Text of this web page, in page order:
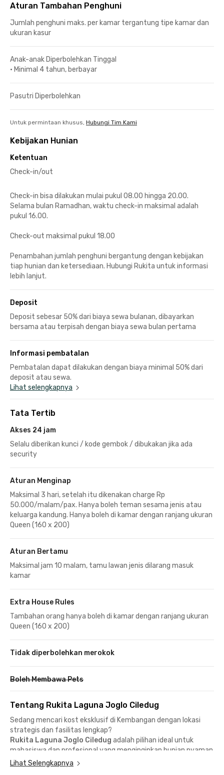
Aturan Tambahan Penghuni
Jumlah penghuni maks. per kamar tergantung tipe kamar dan
ukuran kasur
Anak-anak Diperbolehkan Tinggal
• Minimal 4 tahun, berbayar
Pasutri Diperbolehkan
Untuk permintaan khusus, Hubungi Tim Kami
Kebijakan Hunian
Ketentuan
Check-in/out
Check-in bisa dilakukan mulai pukul 08.00 hingga 20.00.
Selama bulan Ramadhan, waktu check-in maksimal adalah
pukul 16.00.
Check-out maksimal pukul 18.00
Penambahan jumlah penghuni bergantung dengan kebijakan
tiap hunian dan ketersediaan. Hubungi Rukita untuk informasi
lebih lanjut.
Deposit
Deposit sebesar 50% dari biaya sewa bulanan, dibayarkan
bersama atau terpisah dengan biaya sewa bulan pertama
Informasi pembatalan
Pembatalan dapat dilakukan dengan biaya minimal 50% dari
deposit atau sewa.
Lihat selengkapnya
Tata Tertib
Akses 24 jam
Selalu diberikan kunci / kode gembok / dibukakan jika ada
security
Aturan Menginap
Maksimal 3 hari, setelah itu dikenakan charge Rp
50.000/malam/pax. Hanya boleh teman sesama jenis atau
keluarga kandung. Hanya boleh di kamar dengan ranjang ukuran
Queen (160 x 200)
Aturan Bertamu
Maksimal jam 10 malam, tamu lawan jenis dilarang masuk
kamar
Extra House Rules
Tambahan orang hanya boleh di kamar dengan ranjang ukuran
Queen (160 x 200)
Tidak diperbolehkan merokok
Boleh Membawa Pets
Tentang Rukita Laguna Joglo Ciledug
Sedang mencari kost eksklusif di Kembangan dengan lokasi
strategis dan fasilitas lengkap?
Rukita Laguna Joglo Ciledug adalah pilihan ideal untuk
mahasiswa dan profesional yang menginginkan hunian nyaman
dan bebas ribet.
Lokasi strategis dekat kampus & area kerja
Lihat Selengkapnya